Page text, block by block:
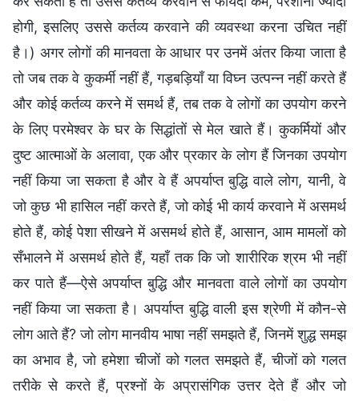
होगी, इसलिए उससे कर्तव्य करवाने की व्यवस्था करना उचित नहीं
है।) अगर लोगों की मानवता के आधार पर उनमें अंतर किया जाता है
तो जब तक वे कुकर्मी नहीं हैं, गड़बड़ियाँ या विघ्न उत्पन्न नहीं करते हैं
और कोई कर्तव्य करने में समर्थ हैं, तब तक वे लोगों का उपयोग करने
के लिए परमेश्वर के घर के सिद्धांतों से मेल खाते हैं। कुकर्मियों और
दुष्ट आत्माओं के अलावा, एक और प्रकार के लोग हैं जिनका उपयोग
नहीं किया जा सकता है और वे हैं अपर्याप्त बुद्धि वाले लोग, यानी, वे
जो कुछ भी हासिल नहीं करते हैं, जो कोई भी कार्य करवाने में असमर्थ
होते हैं, कोई पेशा सीखने में असमर्थ होते हैं, आसान, आम मामलों को
सँभालने में असमर्थ होते हैं, यहाँ तक कि जो शारीरिक श्रम भी नहीं
कर पाते हैं—ऐसे अपर्याप्त बुद्धि और मानवता वाले लोगों का उपयोग
नहीं किया जा सकता है। अपर्याप्त बुद्धि वाली इस श्रेणी में कौन-से
लोग आते हैं? जो लोग मानवीय भाषा नहीं समझते हैं, जिनमें शुद्ध समझ
का अभाव है, जो हमेशा चीजों को गलत समझते हैं, चीजों को गलत
तरीके से करते हैं, प्रश्नों के अप्रासंगिक उत्तर देते हैं और जो